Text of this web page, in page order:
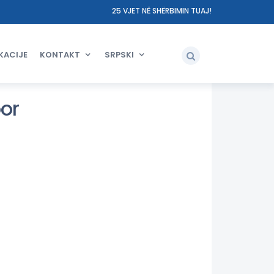
25 VJET NË SHËRBIMIN TUAJ!
KONTAKT SRPSKI